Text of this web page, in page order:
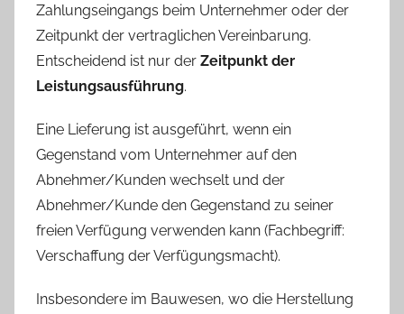
Zahlungseingangs beim Unternehmer oder der
Zeitpunkt der vertraglichen Vereinbarung.
Entscheidend ist nur der Zeitpunkt der
Leistungsausführung.
Eine Lieferung ist ausgeführt, wenn ein
Gegenstand vom Unternehmer auf den
Abnehmer/Kunden wechselt und der
Abnehmer/Kunde den Gegenstand zu seiner
freien Verfügung verwenden kann (Fachbegriff:
Verschaffung der Verfügungsmacht).
Insbesondere im Bauwesen, wo die Herstellung